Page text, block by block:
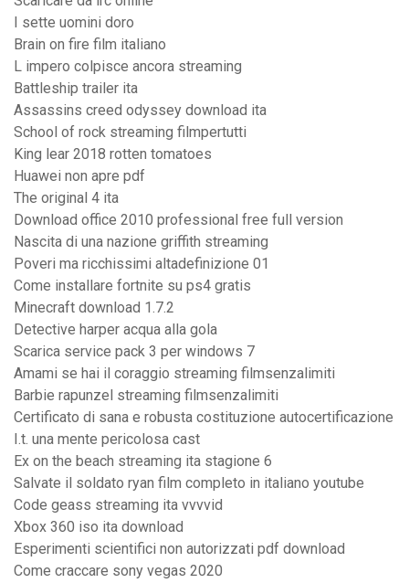
I sette uomini doro
Brain on fire film italiano
L impero colpisce ancora streaming
Battleship trailer ita
Assassins creed odyssey download ita
School of rock streaming filmpertutti
King lear 2018 rotten tomatoes
Huawei non apre pdf
The original 4 ita
Download office 2010 professional free full version
Nascita di una nazione griffith streaming
Poveri ma ricchissimi altadefinizione 01
Come installare fortnite su ps4 gratis
Minecraft download 1.7.2
Detective harper acqua alla gola
Scarica service pack 3 per windows 7
Amami se hai il coraggio streaming filmsenzalimiti
Barbie rapunzel streaming filmsenzalimiti
Certificato di sana e robusta costituzione autocertificazione
I.t. una mente pericolosa cast
Ex on the beach streaming ita stagione 6
Salvate il soldato ryan film completo in italiano youtube
Code geass streaming ita vvvvid
Xbox 360 iso ita download
Esperimenti scientifici non autorizzati pdf download
Come craccare sony vegas 2020